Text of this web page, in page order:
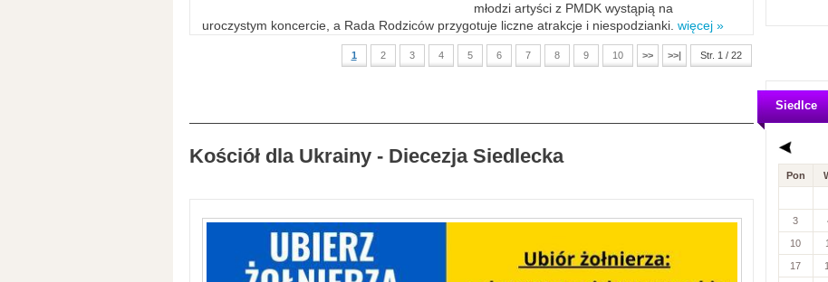
młodzi artyści z PMDK wystąpią na
uroczystym koncercie, a Rada Rodziców przygotuje liczne atrakcje i niespodzianki. więcej »
1 2 3 4 5 6 7 8 9 10 >> >>| Str. 1 / 22
Kościół dla Ukrainy - Diecezja Siedlecka
Siedlce
Pon
3
10
17